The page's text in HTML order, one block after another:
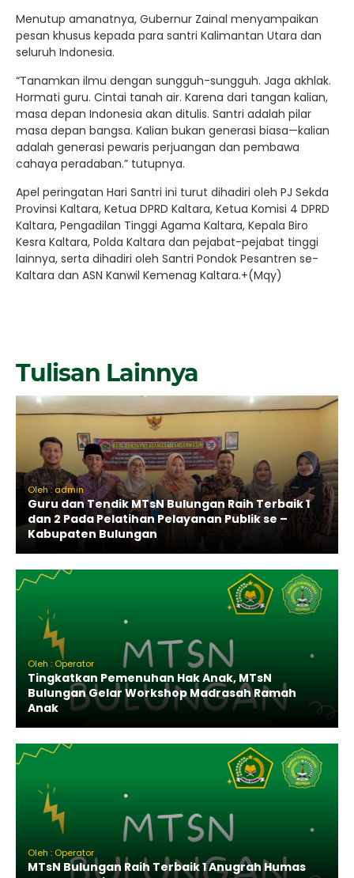
Menutup amanatnya, Gubernur Zainal menyampaikan
pesan khusus kepada para santri Kalimantan Utara dan
seluruh Indonesia.
“Tanamkan ilmu dengan sungguh-sungguh. Jaga akhlak.
Hormati guru. Cintai tanah air. Karena dari tangan kalian,
masa depan Indonesia akan ditulis. Santri adalah pilar
masa depan bangsa. Kalian bukan generasi biasa—kalian
adalah generasi pewaris perjuangan dan pembawa
cahaya peradaban.” tutupnya.
Apel peringatan Hari Santri ini turut dihadiri oleh PJ Sekda
Provinsi Kaltara, Ketua DPRD Kaltara, Ketua Komisi 4 DPRD
Kaltara, Pengadilan Tinggi Agama Kaltara, Kepala Biro
Kesra Kaltara, Polda Kaltara dan pejabat-pejabat tinggi
lainnya, serta dihadiri oleh Santri Pondok Pesantren se-
Kaltara dan ASN Kanwil Kemenag Kaltara.+(Mqy)
Tulisan Lainnya
Oleh : admin
Guru dan Tendik MTsN Bulungan Raih Terbaik 1
dan 2 Pada Pelatihan Pelayanan Publik se –
Kabupaten Bulungan
Oleh : Operator
Tingkatkan Pemenuhan Hak Anak, MTsN
Bulungan Gelar Workshop Madrasah Ramah
Anak
Oleh : Operator
MTsN Bulungan Raih Terbaik 1 Anugrah Humas